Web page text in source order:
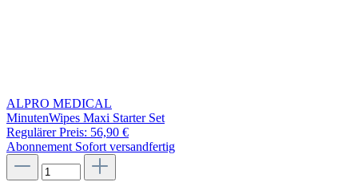
ALPRO MEDICAL
MinutenWipes Maxi Starter Set
Regulärer Preis: 56,90 €
Abonnement Sofort versandfertig